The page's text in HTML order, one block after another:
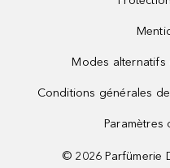
Modes alternatifs
Conditions générales
© 2026 Parfümerie